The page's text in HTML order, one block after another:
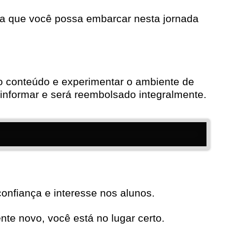
que você possa embarcar nesta jornada
e experimentar o ambiente de
e será reembolsado integralmente.
e interesse nos alunos.
novo, você está no lugar certo.